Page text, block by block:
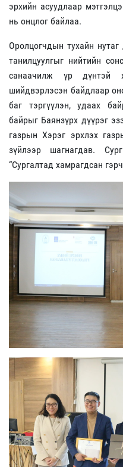
эрхийн асуудлаар
нь онцлог байлаа.
Оролцогчдын тухайн
танилцуулгыг нийтийн
санаачилж үр дүнтэй
шийдвэрлэсэн байдлаар
баг тэргүүлэн, удаах
байрыг Баянзүрх дүүрэг
газрын Хэрэг эрхлэх
зүйлээр шагнагдав.
“Сургалтад хамрагдсан